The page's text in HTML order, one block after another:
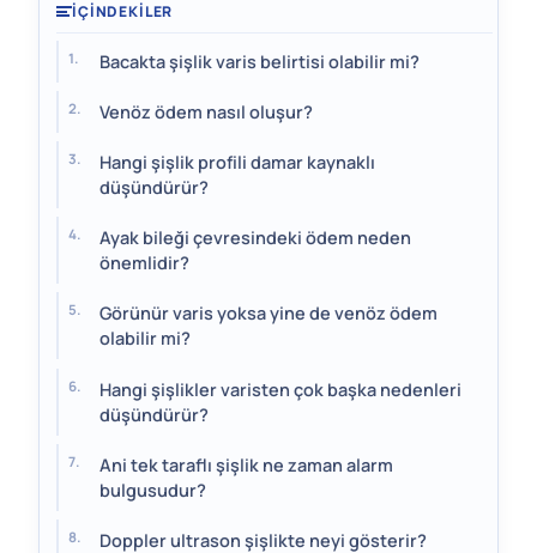
İÇINDEKILER
Bacakta şişlik varis belirtisi olabilir mi?
Venöz ödem nasıl oluşur?
Hangi şişlik profili damar kaynaklı
düşündürür?
Ayak bileği çevresindeki ödem neden
önemlidir?
Görünür varis yoksa yine de venöz ödem
olabilir mi?
Hangi şişlikler varisten çok başka nedenleri
düşündürür?
Ani tek taraflı şişlik ne zaman alarm
bulgusudur?
Doppler ultrason şişlikte neyi gösterir?